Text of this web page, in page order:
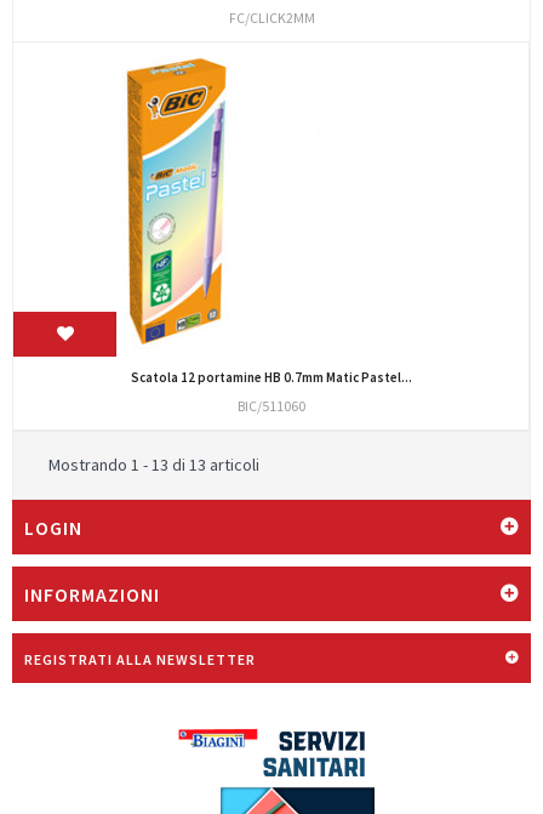
FC/CLICK2MM
Scatola 12 portamine HB 0.7mm Matic Pastel...
BIC/511060
Mostrando 1 - 13 di 13 articoli
LOGIN
INFORMAZIONI
REGISTRATI ALLA NEWSLETTER